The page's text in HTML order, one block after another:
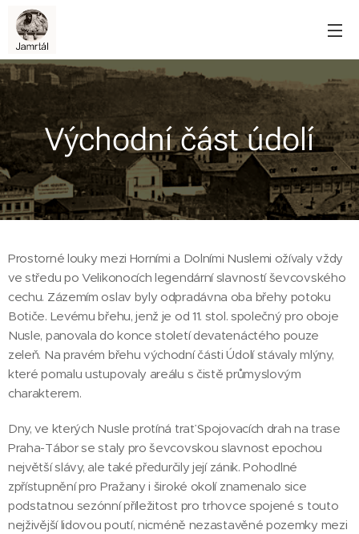
Východní část údolí
Prostorné louky mezi Horními a Dolními Nuslemi ožívaly vždy
ve středu po Velikonocích legendární slavností ševcovského
cechu. Zázemím oslav byly odpradávna oba břehy potoku
Botiče. Levému břehu, jenž je od 11. stol. společný pro oboje
Nusle, panovala do konce století devatenáctého pouze
zeleň. Na pravém břehu východní části Údolí stávaly mlýny,
které pomalu ustupovaly areálu s čistě průmyslovým
charakterem.
Dny, ve kterých Nusle protíná trať Spojovacích drah na trase
Praha-Tábor se staly pro ševcovskou slavnost epochou
největší slávy, ale také předurčily její zánik. Pohodlné
zpřístupnění pro Pražany i široké okolí znamenalo sice
podstatnou sezónní příležitost pro trhovce spojené s touto
nejživější lidovou poutí, nicméně nezastavěné pozemky mezi